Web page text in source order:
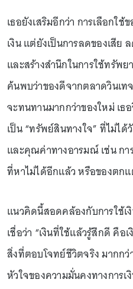
เธอยังเสริมอีกว่า การเลือกใ
เงิน แต่ยังเป็นการลดของเสีย
และสร้างสำนึกในการใช้ทรัพ
ค้นพบว่าของดีจากตลาดวินเ
จะทนทานมากกว่าของใหม่ เธ
เป็น “ทรัพย์สินทางใจ” ที่ไม่ไ
และคุณค่าทางอารมณ์ เช่น กา
ที่หาไม่ได้อีกแล้ว หรือของตก
แนวคิดนี้สอดคล้องกับการใช้เ
เชื่อว่า “เงินที่ใช้แล้วรู้สึกดี คื
สิ่งที่ตอบโจทย์ชีวิตจริง มากก
หัวใจของความมั่นคงทางการ